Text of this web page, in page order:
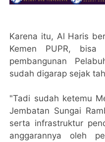
Karena itu, Al Haris
Kemen PUPR, bisa
pembangunan
sudah digarap sejak
"Tadi sudah ketemu
Jembatan Sungai
serta infrastruktur
anggarannya oleh